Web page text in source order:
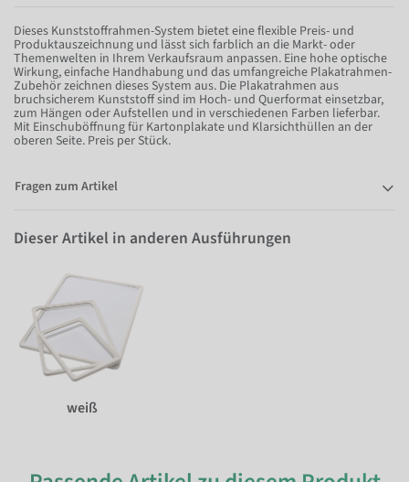
Dieses Kunststoffrahmen-System bietet eine flexible Preis- und
Produktauszeichnung und lässt sich farblich an die Markt- oder
Themenwelten in Ihrem Verkaufsraum anpassen. Eine hohe optische
Wirkung, einfache Handhabung und das umfangreiche Plakatrahmen-
Zubehör zeichnen dieses System aus. Die Plakatrahmen aus
bruchsicherem Kunststoff sind im Hoch- und Querformat einsetzbar,
zum Hängen oder Aufstellen und in verschiedenen Farben lieferbar.
Mit Einschuböffnung für Kartonplakate und Klarsichthüllen an der
oberen Seite. Preis per Stück.
Fragen zum Artikel
Dieser Artikel in anderen Ausführungen
weiß